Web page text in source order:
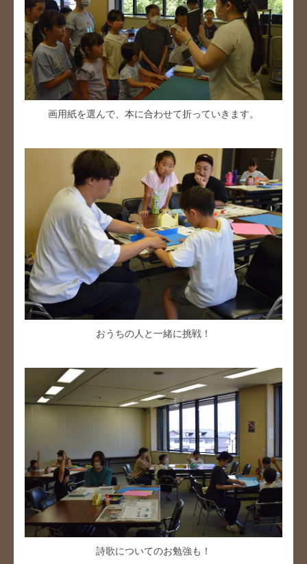
画用紙を選んで、本に合わせて折っていきます。
おうちの人と一緒に挑戦！
詩歌についてのお勉強も！